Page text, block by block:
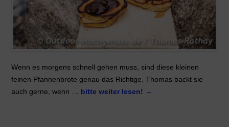
Wenn es morgens schnell gehen muss, sind diese kleinen
feinen Pfannenbrote genau das Richtige. Thomas backt sie
auch gerne, wenn … bitte weiter lesen! →